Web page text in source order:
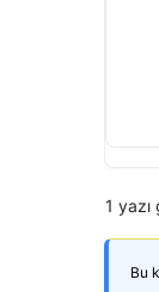
1
Bu